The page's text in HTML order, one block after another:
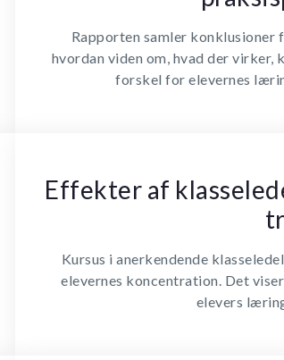
Rapporten samler konklusioner
hvordan viden om, hvad der
forskel for elevernes
Effekter af
Kursus i anerkendende
elevernes koncentration. Det
elevers